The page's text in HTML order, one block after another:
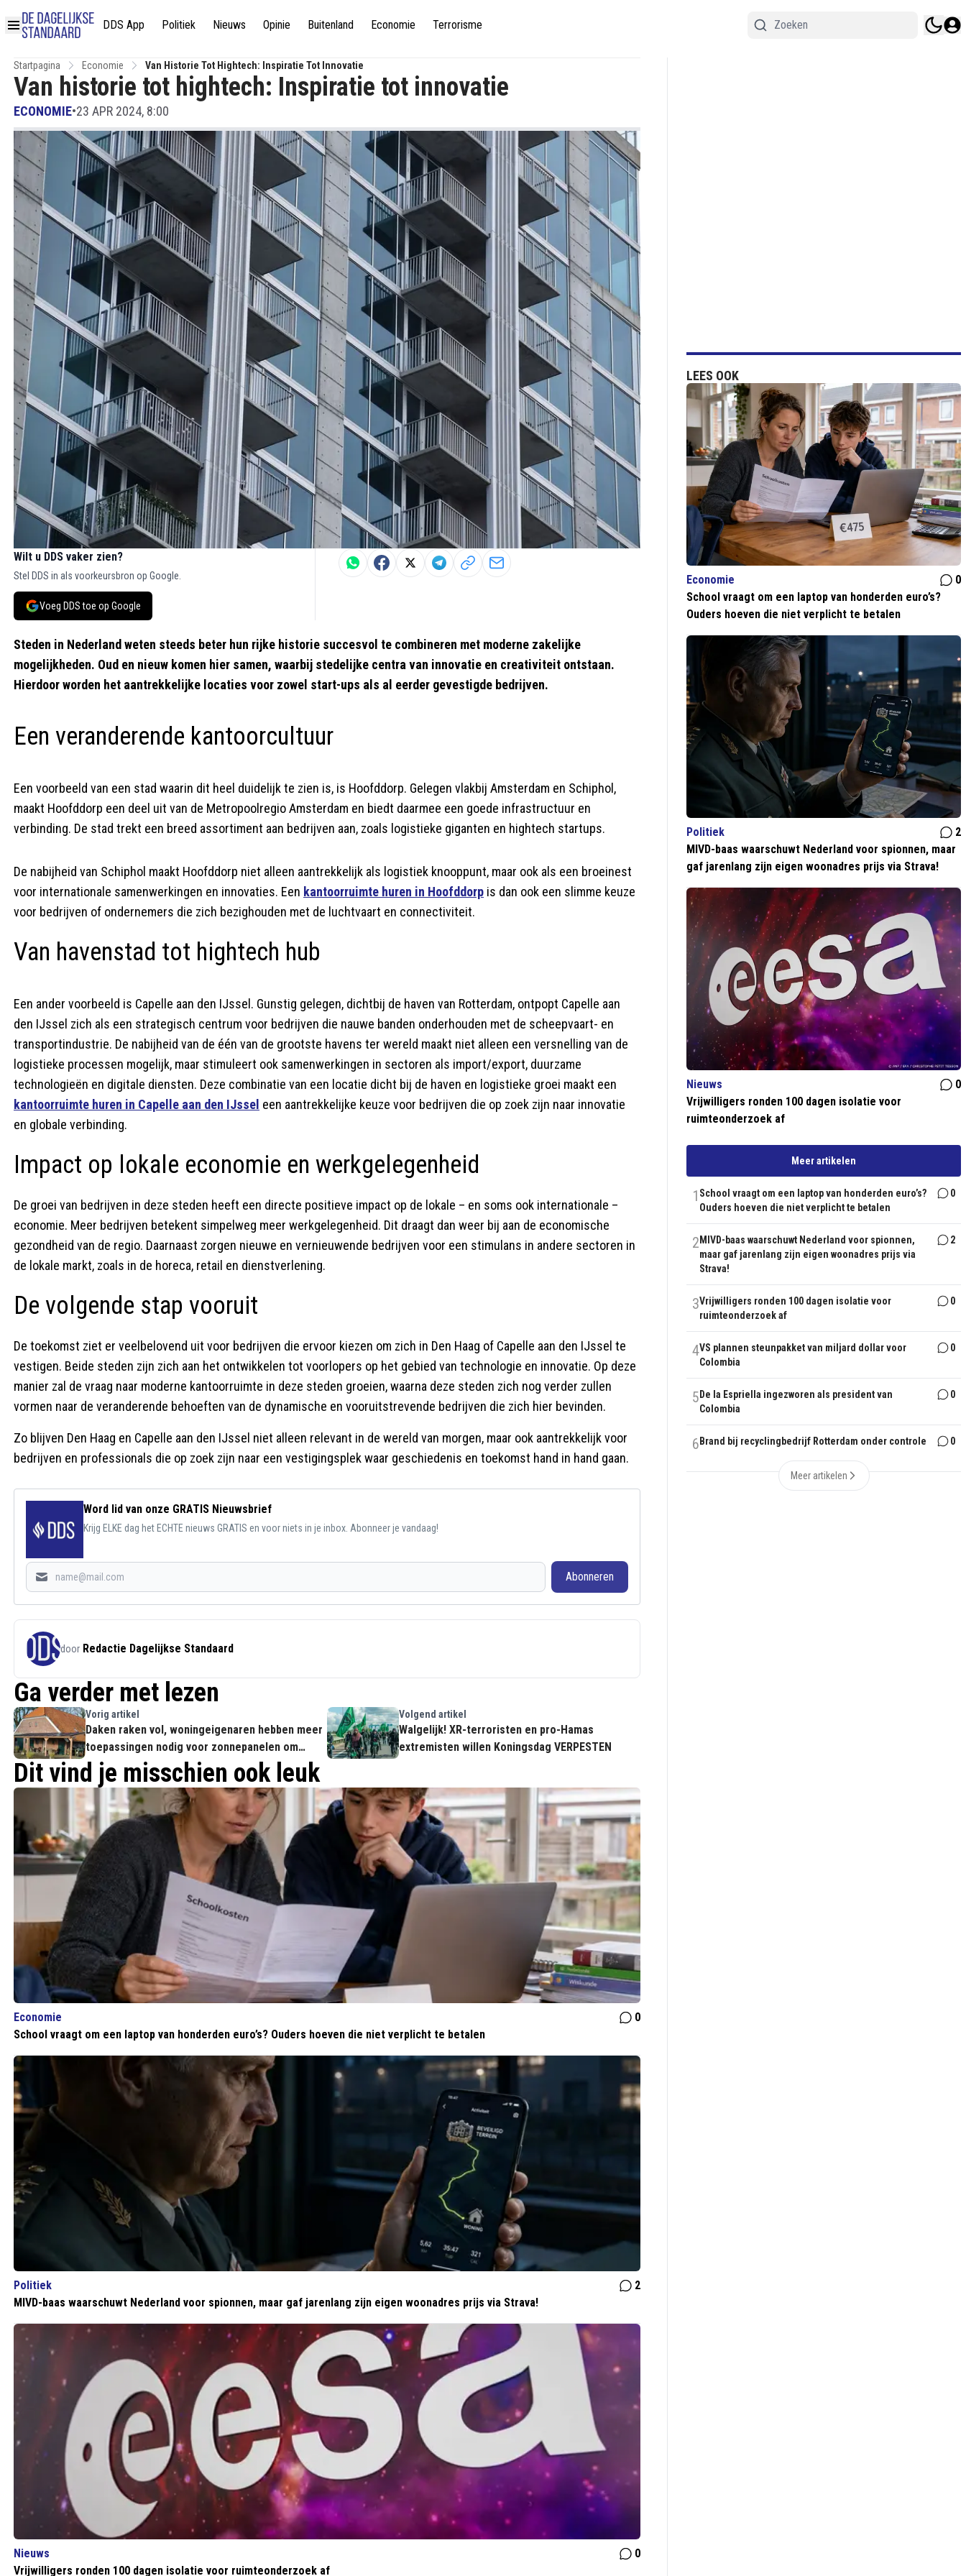
DDS App Politiek Nieuws Opinie Buitenland Economie Terrorisme
Startpagina Economie Van Historie Tot Hightech: Inspiratie Tot Innovatie
Van historie tot hightech: Inspiratie tot innovatie
ECONOMIE•23 APR 2024, 8:00
Wilt u DDS vaker zien?
Stel DDS in als voorkeursbron op Google.
Voeg DDS toe op Google
Steden in Nederland weten steeds beter hun rijke historie succesvol te combineren met moderne zakelijke
mogelijkheden. Oud en nieuw komen hier samen, waarbij stedelijke centra van innovatie en creativiteit ontstaan.
Hierdoor worden het aantrekkelijke locaties voor zowel start-ups als al eerder gevestigde bedrijven.
Een veranderende kantoorcultuur
Een voorbeeld van een stad waarin dit heel duidelijk te zien is, is Hoofddorp. Gelegen vlakbij Amsterdam en Schiphol,
maakt Hoofddorp een deel uit van de Metropoolregio Amsterdam en biedt daarmee een goede infrastructuur en
verbinding. De stad trekt een breed assortiment aan bedrijven aan, zoals logistieke giganten en hightech startups.
De nabijheid van Schiphol maakt Hoofddorp niet alleen aantrekkelijk als logistiek knooppunt, maar ook als een broeinest
voor internationale samenwerkingen en innovaties. Een kantoorruimte huren in Hoofddorp is dan ook een slimme keuze
voor bedrijven of ondernemers die zich bezighouden met de luchtvaart en connectiviteit.
Van havenstad tot hightech hub
Een ander voorbeeld is Capelle aan den IJssel. Gunstig gelegen, dichtbij de haven van Rotterdam, ontpopt Capelle aan
den IJssel zich als een strategisch centrum voor bedrijven die nauwe banden onderhouden met de scheepvaart- en
transportindustrie. De nabijheid van de één van de grootste havens ter wereld maakt niet alleen een versnelling van de
logistieke processen mogelijk, maar stimuleert ook samenwerkingen in sectoren als import/export, duurzame
technologieën en digitale diensten. Deze combinatie van een locatie dicht bij de haven en logistieke groei maakt een
kantoorruimte huren in Capelle aan den IJssel een aantrekkelijke keuze voor bedrijven die op zoek zijn naar innovatie
en globale verbinding.
Impact op lokale economie en werkgelegenheid
De groei van bedrijven in deze steden heeft een directe positieve impact op de lokale – en soms ook internationale –
economie. Meer bedrijven betekent simpelweg meer werkgelegenheid. Dit draagt dan weer bij aan de economische
gezondheid van de regio. Daarnaast zorgen nieuwe en vernieuwende bedrijven voor een stimulans in andere sectoren in
de lokale markt, zoals in de horeca, retail en dienstverlening.
De volgende stap vooruit
De toekomst ziet er veelbelovend uit voor bedrijven die ervoor kiezen om zich in Den Haag of Capelle aan den IJssel te
vestigen. Beide steden zijn zich aan het ontwikkelen tot voorlopers op het gebied van technologie en innovatie. Op deze
manier zal de vraag naar moderne kantoorruimte in deze steden groeien, waarna deze steden zich nog verder zullen
vormen naar de veranderende behoeften van de dynamische en vooruitstrevende bedrijven die zich hier bevinden.
Zo blijven Den Haag en Capelle aan den IJssel niet alleen relevant in de wereld van morgen, maar ook aantrekkelijk voor
bedrijven en professionals die op zoek zijn naar een vestigingsplek waar geschiedenis en toekomst hand in hand gaan.
Word lid van onze GRATIS Nieuwsbrief
Krijg ELKE dag het ECHTE nieuws GRATIS en voor niets in je inbox. Abonneer je vandaag!
Abonneren
door Redactie Dagelijkse Standaard
Ga verder met lezen
Vorig artikel
Daken raken vol, woningeigenaren hebben meer
toepassingen nodig voor zonnepanelen om
verder te verduurzamen
Volgend artikel
Walgelijk! XR-terroristen en pro-Hamas
extremisten willen Koningsdag VERPESTEN
Dit vind je misschien ook leuk
Economie
0
School vraagt om een laptop van honderden euro’s? Ouders hoeven die niet verplicht te betalen
Politiek
2
MIVD-baas waarschuwt Nederland voor spionnen, maar gaf jarenlang zijn eigen woonadres prijs via Strava!
Nieuws
0
Vrijwilligers ronden 100 dagen isolatie voor ruimteonderzoek af
LEES OOK
Economie
0
School vraagt om een laptop van honderden euro’s?
Ouders hoeven die niet verplicht te betalen
Politiek
2
MIVD-baas waarschuwt Nederland voor spionnen, maar
gaf jarenlang zijn eigen woonadres prijs via Strava!
Nieuws
0
Vrijwilligers ronden 100 dagen isolatie voor
ruimteonderzoek af
Meer artikelen
1 School vraagt om een laptop van honderden euro’s?
Ouders hoeven die niet verplicht te betalen
0
2 MIVD-baas waarschuwt Nederland voor spionnen,
maar gaf jarenlang zijn eigen woonadres prijs via
Strava!
2
3Vrijwilligers ronden 100 dagen isolatie voor
ruimteonderzoek af
0
4VS plannen steunpakket van miljard dollar voor
Colombia
0
5 De la Espriella ingezworen als president van
Colombia
0
6 Brand bij recyclingbedrijf Rotterdam onder controle 0
Meer artikelen